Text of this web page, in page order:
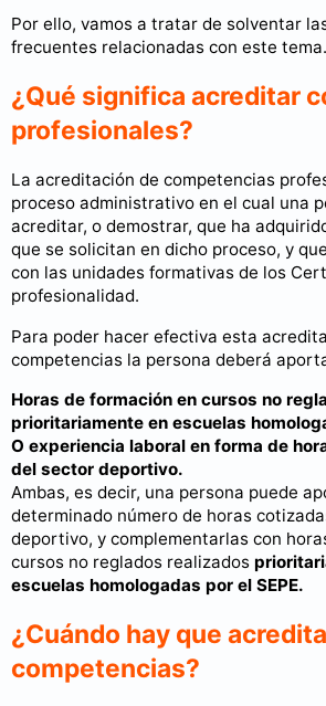
Por ello, vamos a tratar de solventar
frecuentes relacionadas con este tema.
¿Qué significa acreditar
profesionales?
La acreditación de competencias
proceso administrativo en el cual una
acreditar, o demostrar, que ha
que se solicitan en dicho proceso, y
con las unidades formativas de los
profesionalidad.
Para poder hacer efectiva esta
competencias la persona deberá
Horas de formación en cursos no
prioritariamente en escuelas
O experiencia laboral en forma de
del sector deportivo.
Ambas, es decir, una persona puede
determinado número de horas
deportivo, y complementarlas con
cursos no reglados realizados
escuelas homologadas por el SEPE.
¿Cuándo hay que
competencias?